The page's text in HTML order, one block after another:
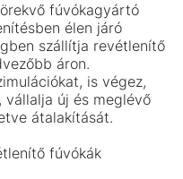
fúvókagyártó
élen járó
szállítja revétlenítő
áron.
is végez,
új és meglévő
átalakítását.
fúvókák